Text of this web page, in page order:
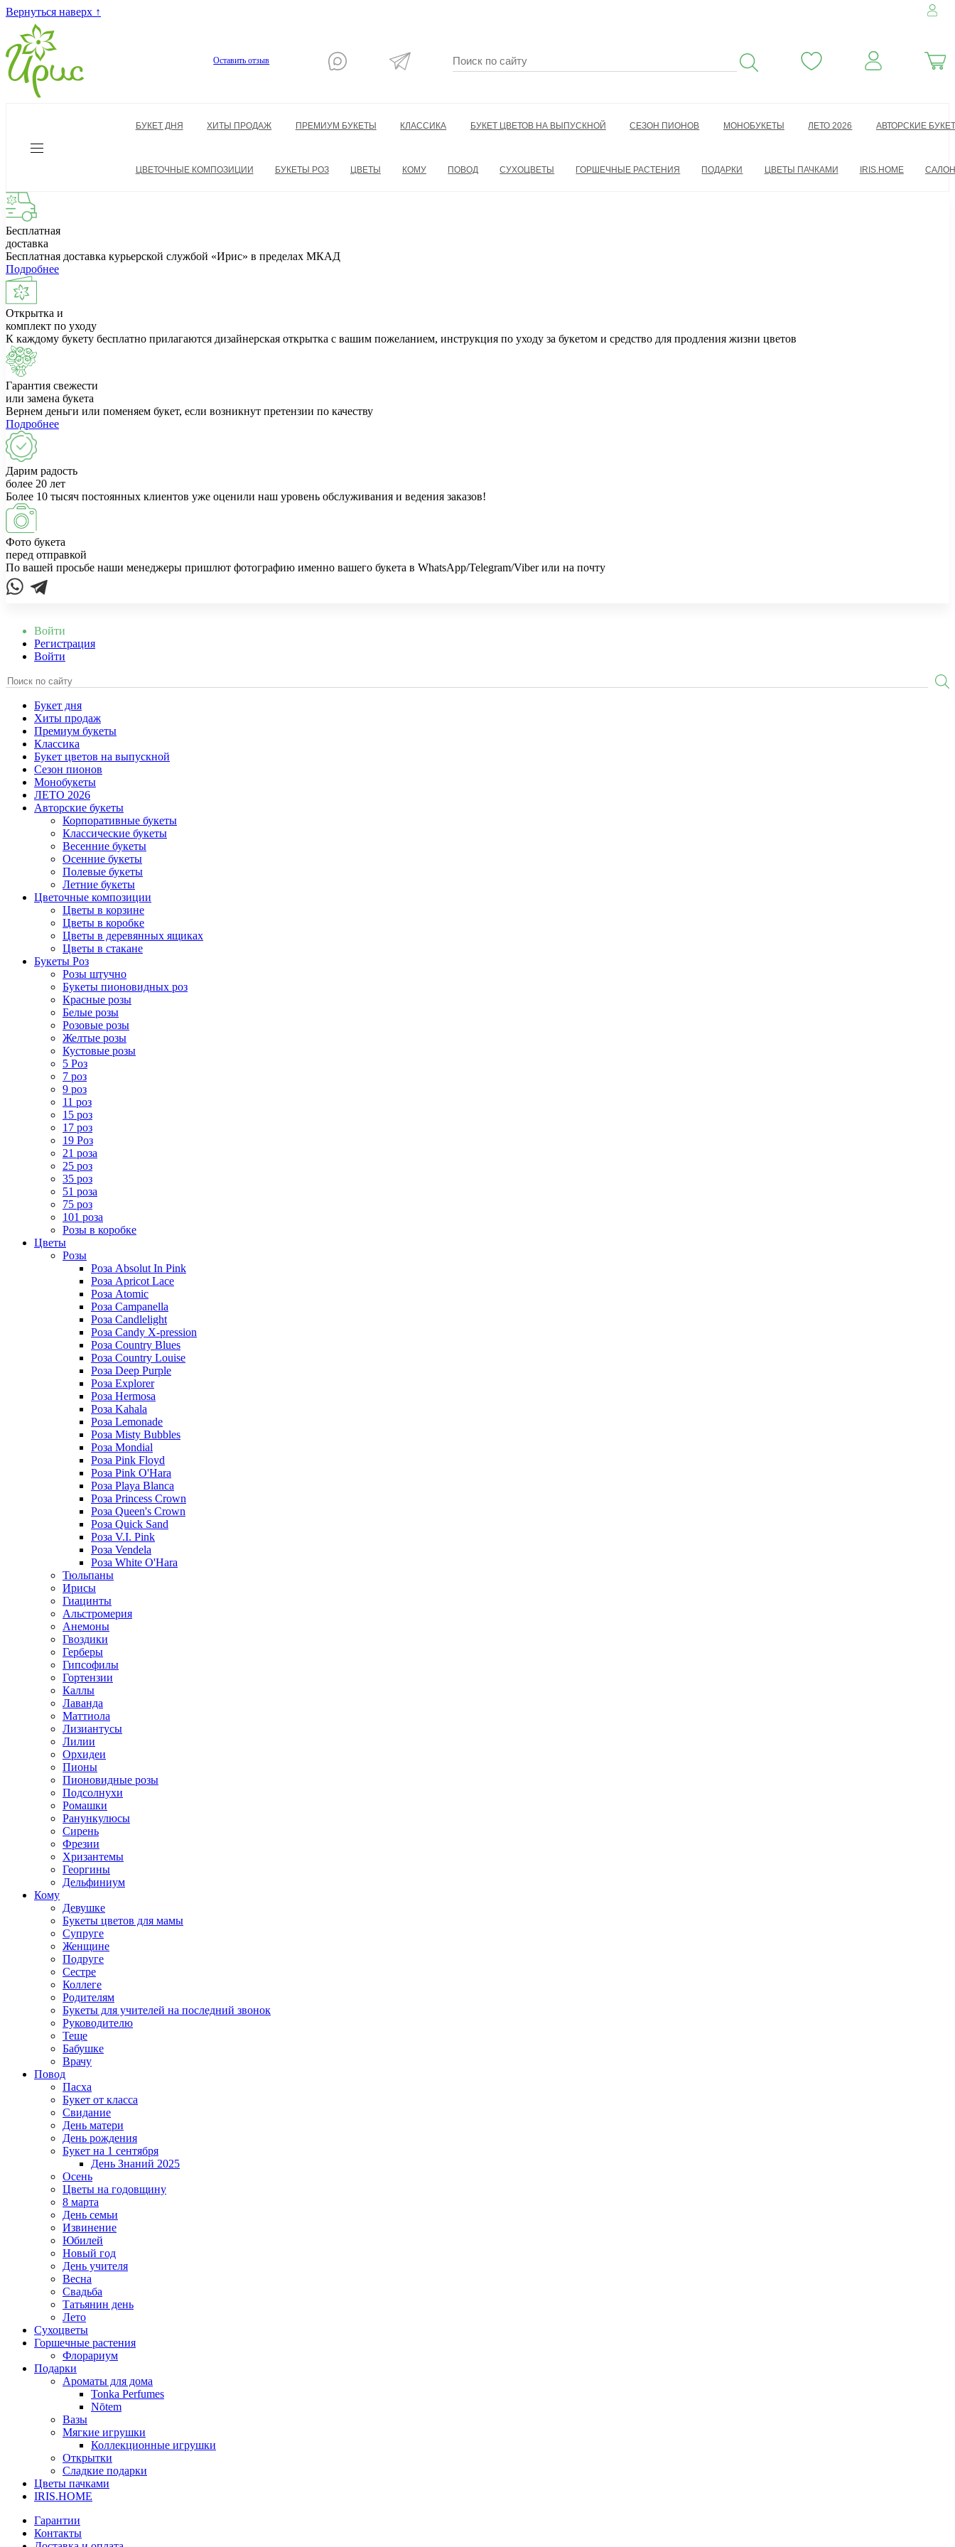
Вернуться наверх ↑
Оставить отзыв
БУКЕТ ДНЯ ХИТЫ ПРОДАЖ ПРЕМИУМ БУКЕТЫ КЛАССИКА БУКЕТ ЦВЕТОВ НА ВЫПУСКНОЙ СЕЗОН ПИОНОВ МОНОБУКЕТЫ ЛЕТО 2026 АВТОРСКИЕ
ЦВЕТОЧНЫЕ КОМПОЗИЦИИ БУКЕТЫ РОЗ ЦВЕТЫ КОМУ ПОВОД СУХОЦВЕТЫ ГОРШЕЧНЫЕ РАСТЕНИЯ ПОДАРКИ ЦВЕТЫ ПАЧКАМИ IRIS.HOME
Бесплатная
доставка
Бесплатная доставка курьерской службой «Ирис» в пределах МКАД
Подробнее
Открытка и
комплект по уходу
К каждому букету бесплатно прилагаются дизайнерская открытка с вашим пожеланием, инструкция по уходу за букетом и средство для продления жизни цветов
Гарантия свежести
или замена букета
Вернем деньги или поменяем букет, если возникнут претензии по качеству
Подробнее
Дарим радость
более 20 лет
Более 10 тысяч постоянных клиентов уже оценили наш уровень обслуживания и ведения заказов!
Фото букета
перед отправкой
По вашей просьбе наши менеджеры пришлют фотографию именно вашего букета в WhatsApp/Telegram/Viber или на почту
Войти
Регистрация
Войти
Букет дня
Хиты продаж
Премиум букеты
Классика
Букет цветов на выпускной
Сезон пионов
Монобукеты
ЛЕТО 2026
Авторские букеты
Корпоративные букеты
Классические букеты
Весенние букеты
Осенние букеты
Полевые букеты
Летние букеты
Цветочные композиции
Цветы в корзине
Цветы в коробке
Цветы в деревянных ящиках
Цветы в стакане
Букеты Роз
Розы штучно
Букеты пионовидных роз
Красные розы
Белые розы
Розовые розы
Желтые розы
Кустовые розы
5 Роз
7 роз
9 роз
11 роз
15 роз
17 роз
19 Роз
21 роза
25 роз
35 роз
51 роза
75 роз
101 роза
Розы в коробке
Цветы
Розы
Роза Absolut In Pink
Роза Apricot Lace
Роза Atomic
Роза Campanella
Роза Candlelight
Роза Candy X-pression
Роза Country Blues
Роза Country Louise
Роза Deep Purple
Роза Explorer
Роза Hermosa
Роза Kahala
Роза Lemonade
Роза Misty Bubbles
Роза Mondial
Роза Pink Floyd
Роза Pink O'Hara
Роза Playa Blanca
Роза Princess Crown
Роза Queen's Crown
Роза Quick Sand
Роза V.I. Pink
Роза Vendela
Роза White O'Hara
Тюльпаны
Ирисы
Гиацинты
Альстромерия
Анемоны
Гвоздики
Герберы
Гипсофилы
Гортензии
Каллы
Лаванда
Маттиола
Лизиантусы
Лилии
Орхидеи
Пионы
Пионовидные розы
Подсолнухи
Ромашки
Ранункулюсы
Сирень
Фрезии
Хризантемы
Георгины
Дельфиниум
Кому
Девушке
Букеты цветов для мамы
Супруге
Женщине
Подруге
Сестре
Коллеге
Родителям
Букеты для учителей на последний звонок
Руководителю
Теще
Бабушке
Врачу
Повод
Пасха
Букет от класса
Свидание
День матери
День рождения
Букет на 1 сентября
День Знаний 2025
Осень
Цветы на годовщину
8 марта
День семьи
Извинение
Юбилей
Новый год
День учителя
Весна
Свадьба
Татьянин день
Лето
Сухоцветы
Горшечные растения
Флорариум
Подарки
Ароматы для дома
Tonka Perfumes
Nōtem
Вазы
Мягкие игрушки
Коллекционные игрушки
Открытки
Сладкие подарки
Цветы пачками
IRIS.HOME
Гарантии
Контакты